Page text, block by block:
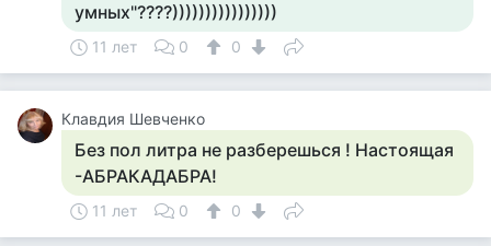
умных"????))))))))))))))))
11 лет 0 0
Клавдия Шевченко
Без пол литра не разберешься ! Настоящая
-АБРАКАДАБРА!
11 лет 0 0